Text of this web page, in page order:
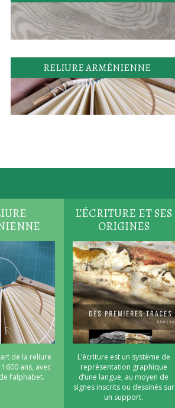
RELIURE ARMÉNIENNE
de la reliure
ans, avec
l’alphabet.
L’ÉCRITURE ET SES
ORIGINES
L’écriture est un système de
représentation graphique
d’une langue, au moyen de
signes inscrits ou dessinés sur
un support.